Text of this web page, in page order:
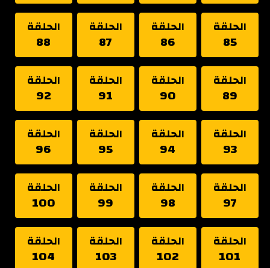
الحلقة
85
الحلقة
86
الحلقة
87
الحلقة
88
الحلقة
89
الحلقة
90
الحلقة
91
الحلقة
92
الحلقة
93
الحلقة
94
الحلقة
95
الحلقة
96
الحلقة
97
الحلقة
98
الحلقة
99
الحلقة
100
الحلقة
101
الحلقة
102
الحلقة
103
الحلقة
104